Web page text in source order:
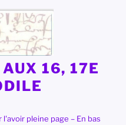
16, 17E
pleine page – En bas